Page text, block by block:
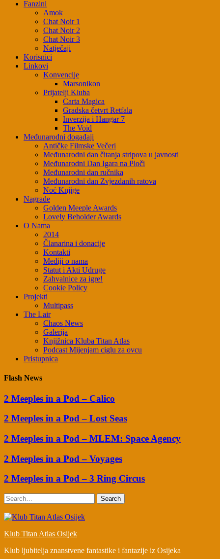
Fanzini
Amok
Chat Noir 1
Chat Noir 2
Chat Noir 3
Natječaji
Korisnici
Linkovi
Konvencije
Marsonikon
Prijatelji Kluba
Carta Magica
Gradska četvrt Retfala
Inverzija i Hangar 7
The Void
Međunarodni događaji
Antičke Filmske Večeri
Međunarodni dan čitanja stripova u javnosti
Međunarodni Dan Igara na Ploči
Međunarodni dan ručnika
Međunarodni dan Zvjezdanih ratova
Noć Knjige
Nagrade
Golden Meeple Awards
Lovely Beholder Awards
O Nama
2014
Članarina i donacije
Kontakti
Mediji o nama
Statut i Akti Udruge
Zahvalnice za igre!
Cookie Policy
Projekti
Multipass
The Lair
Chaos News
Galerija
Knjižnica Kluba Titan Atlas
Podcast Mijenjam ciglu za ovcu
Pristupnica
Flash News
2 Meeples in a Pod – Calico
2 Meeples in a Pod – Lost Seas
2 Meeples in a Pod – MLEM: Space Agency
2 Meeples in a Pod – Voyages
2 Meeples in a Pod – 3 Ring Circus
Search
Klub Titan Atlas Osijek
Klub ljubitelja znanstvene fantastike i fantazije iz Osijeka